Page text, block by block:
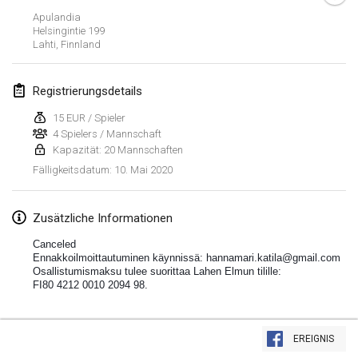
Liste anzeigen
Apulandia
Helsingintie 199
Lahti Finnland
Registrierungsdetails
15 EUR / Spieler
4 Spielers / Mannschaft
Kapazität: 20 Mannschaften
Fälligkeitsdatum: 10. Mai 2020
Zusätzliche Informationen
Canceled
Ennakkoilmoittautuminen käynnissä: hannamari.katila@gmail.com
Osallistumismaksu tulee suorittaa Lahen Elmun tilille:
FI80 4212 0010 2094 98.
EREIGNIS
Tournoi d'Hiver
Tournoi de Mölkky - Lesfous Dubâtonvaigeois
25. Jan. 2020|Frankreich
Februar 2020
1. Feb. 2020|Belgien
Möl'Krêpes
1. Feb. 2020|Frankreich